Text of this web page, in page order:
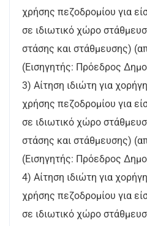
χρήσης πεζοδρομίου για
σε ιδιωτικό χώρο
στάσης και στάθμευσης)
(Εισηγητής: Πρόεδρος
3) Αίτηση ιδιώτη για
χρήσης πεζοδρομίου για
σε ιδιωτικό χώρο
στάσης και στάθμευσης)
(Εισηγητής: Πρόεδρος
4) Αίτηση ιδιώτη για
χρήσης πεζοδρομίου για
σε ιδιωτικό χώρο